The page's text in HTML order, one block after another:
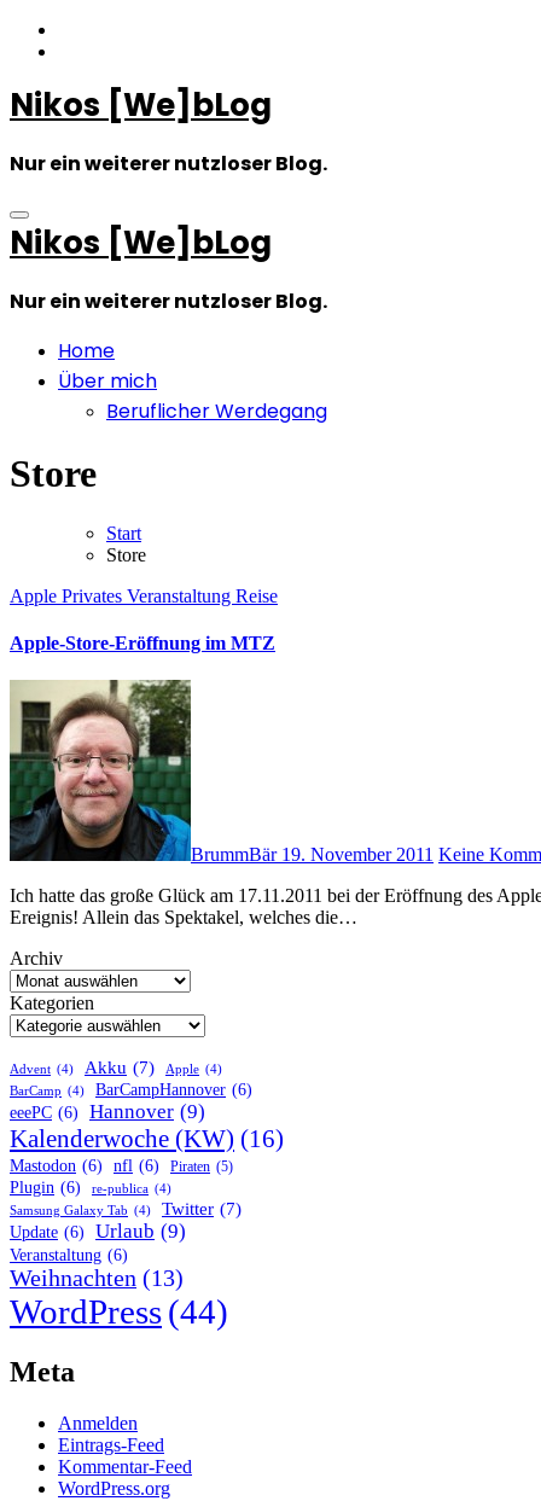
Zum
Inhalt
Nikos [We]bLog
Nur ein weiterer nutzloser Blog.
Nikos [We]bLog
Nur ein weiterer nutzloser Blog.
Home
Über mich
Beruflicher Werdegang
Store
Start
Store
Apple Privates Veranstaltung Reise
Apple-Store-Eröffnung im MTZ
BrummBär 19. November 2011 Keine
Ich hatte das große Glück am 17.11.2011 bei der Eröffnung des Apple Stores im MTZ in Sulzbach dabei sein zu dürfen. Was für ein
Ereignis! Allein das Spektakel, welches die…
Archiv
Kategorien
Advent (4) Akku (7) Apple (4)
BarCamp (4) BarCampHannover (6)
eeePC (6) Hannover (9)
Kalenderwoche (KW) (16)
Mastodon (6) nfl (6) Piraten (5)
Plugin (6) re-publica (4)
Samsung Galaxy Tab (4) Twitter (7)
Update (6) Urlaub (9)
Veranstaltung (6)
Weihnachten (13)
WordPress(44)
Meta
Anmelden
Eintrags-Feed
Kommentar-Feed
WordPress.org